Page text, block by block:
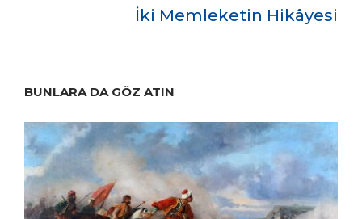
İki Memleketin Hikâyesi
BUNLARA DA GÖZ ATIN